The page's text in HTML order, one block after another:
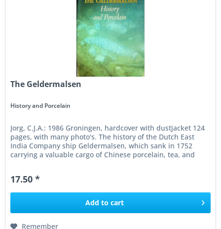
The Geldermalsen
History and Porcelain
Jorg, C.J.A.: 1986 Groningen, hardcover with dustjacket 124
pages, with many photo's. The history of the Dutch East
India Company ship Geldermalsen, which sank in 1752
carrying a valuable cargo of Chinese porcelain, tea, and
17.50 *
Add to cart
Remember